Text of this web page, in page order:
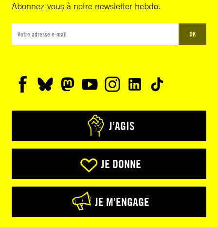
Abonnez-vous à notre newsletter hebdo.
OK
J’AGIS
JE DONNE
JE M’ENGAGE